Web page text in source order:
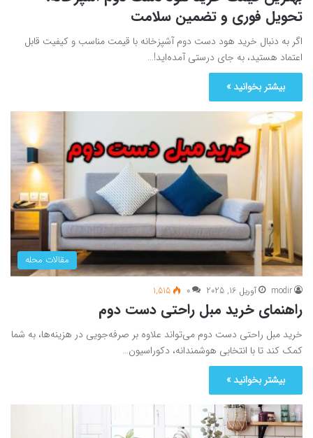
تحویل فوری و تضمین سلامت
اگر به دنبال خرید هود دست دوم آشپزخانه با قیمت مناسب و کیفیت قابل
اعتماد هستید، به جای درستی آمده‌اید!…
بیشتر بخوانید »
مقالات محله
modir آوریل 16, 2025 0
1,515
راهنمای خرید مبل راحتی دست دوم
خرید مبل راحتی دست دوم می‌تواند علاوه بر صرفه‌جویی در هزینه‌ها، به شما
کمک کند تا با انتخابی هوشمندانه، دکوراسیون…
بیشتر بخوانید »